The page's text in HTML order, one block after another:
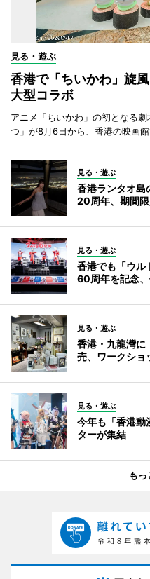
見る・遊ぶ
香港で「ちいかわ」旋
大型コラボ
アニメ「ちいかわ」の初となる
つ」が8月6日から、香港の映画館
見る・遊ぶ
香港ランタオ
20周年、期間
見る・遊ぶ
香港でも「ウ
60周年を記念
見る・遊ぶ
香港・九龍灣
売、ワークショ
見る・遊ぶ
今年も「香港
ターが集結
もっ